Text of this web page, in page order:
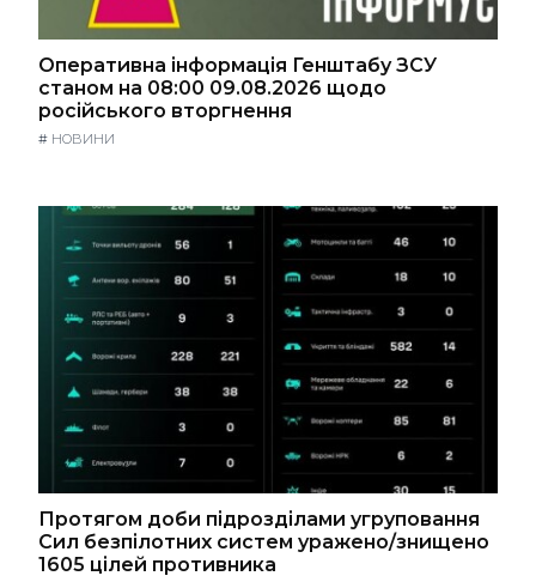
Оперативна інформація Генштабу ЗСУ
станом на 08:00 09.08.2026 щодо
російського вторгнення
# НОВИНИ
Протягом доби підрозділами угруповання
Сил безпілотних систем уражено/знищено
1605 цілей противника